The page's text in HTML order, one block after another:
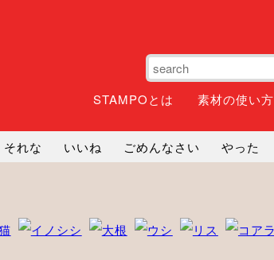
STAMPOとは 素材の使い方
それな いいね ごめんなさい やった